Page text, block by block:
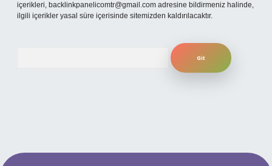
içerikleri, backlinkpanelicomtr@gmail.com adresine bildirmeniz halinde,
ilgili içerikler yasal süre içerisinde sitemizden kaldırılacaktır.
bahis